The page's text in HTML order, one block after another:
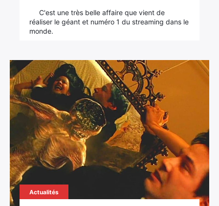
C'est une très belle affaire que vient de
réaliser le géant et numéro 1 du streaming dans le
monde.
Actualités